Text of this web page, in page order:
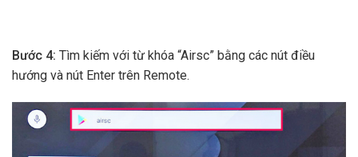
Bước 4: Tìm kiếm với từ khóa “Airsc” bằng các nút điều
hướng và nút Enter trên Remote.